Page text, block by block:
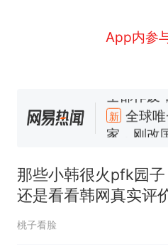
App内参
新 全球
家，刚改
线一圈
5060元
了……
视频丨只
母瘫痪
空调24
那些小韩很火pfk园子
还是看看韩网真实评
桃子看脸